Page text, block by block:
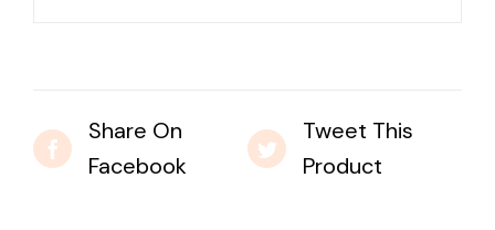
Share On
Facebook
Tweet This
Product